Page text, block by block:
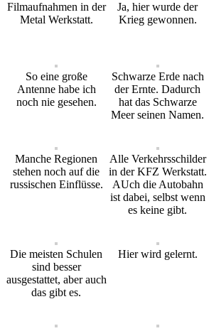
Filmaufnahmen in der
Metal Werkstatt.
Ja, hier wurde der
Krieg gewonnen.
So eine große
Antenne habe ich
noch nie gesehen.
Schwarze Erde nach
der Ernte. Dadurch
hat das Schwarze
Meer seinen Namen.
Manche Regionen
stehen noch auf die
russischen Einflüsse.
Alle Verkehrsschilder
in der KFZ Werkstatt.
AUch die Autobahn
ist dabei, selbst wenn
es keine gibt.
Die meisten Schulen
sind besser
ausgestattet, aber auch
das gibt es.
Hier wird gelernt.